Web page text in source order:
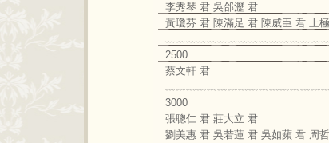
李秀琴 君 吳郃瀝 君
黃瓊芬 君 陳滿足 君 陳威臣 君 上
2500
蔡文軒 君
3000
張聰仁 君 莊大立 君
劉美惠 君 吳若蓮 君 吳如蘋 君 周